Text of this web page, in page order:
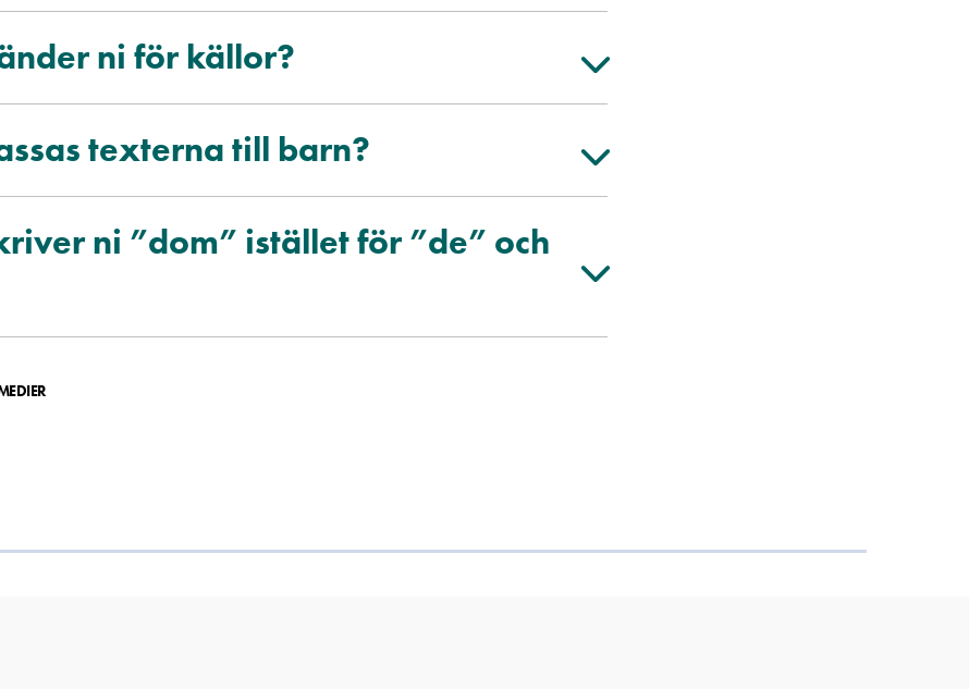
ni för källor?
texterna till barn?
ni ”dom” istället för ”de” och